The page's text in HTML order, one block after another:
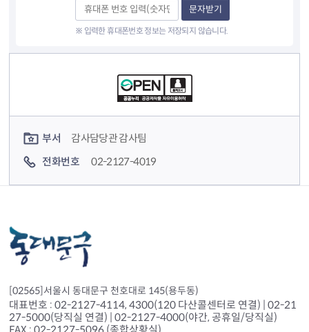
문자받기
※ 입력한 휴대폰번호 정보는 저장되지 않습니다.
부서
감사담당관 감사팀
전화번호
02-2127-4019
[02565]서울시 동대문구 천호대로 145(용두동)
대표번호 : 02-2127-4114, 4300(120 다산콜센터로 연결) | 02-21
27-5000(당직실 연결) | 02-2127-4000(야간, 공휴일/당직실)
FAX : 02-2127-5096 (종합상황실)